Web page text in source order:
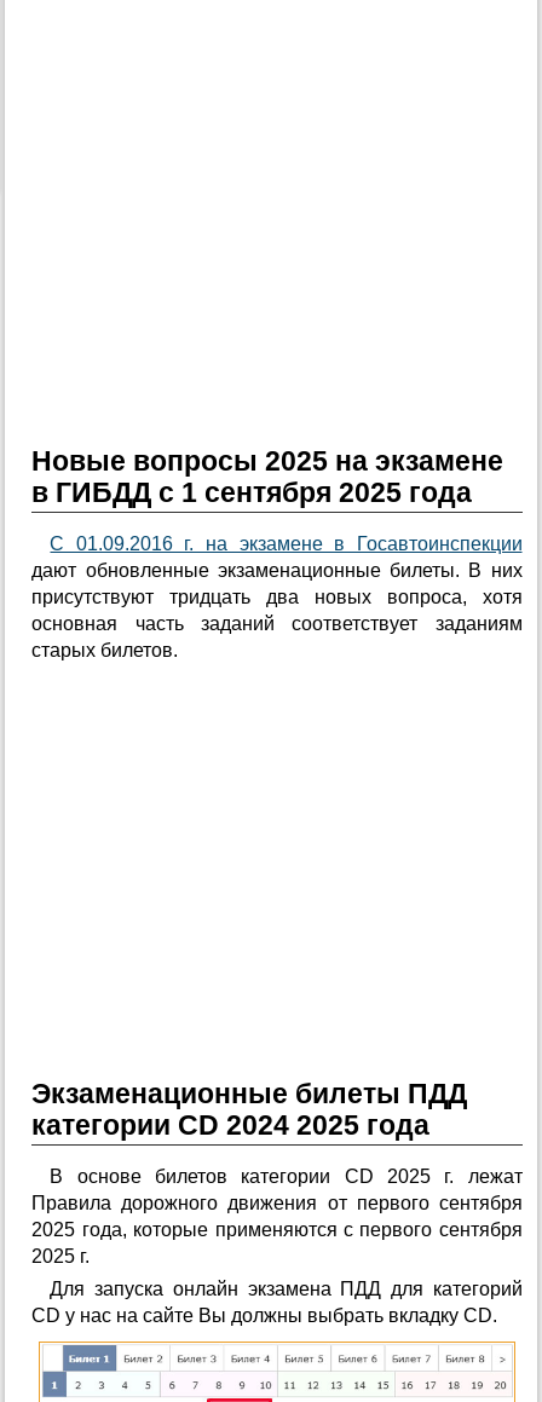
Новые вопросы 2025 на экзамене
в ГИБДД с 1 сентября 2025 года
С 01.09.2016 г. на экзамене в Госавтоинспекции
дают обновленные экзаменационные билеты. В них
присутствуют тридцать два новых вопроса, хотя
основная часть заданий соответствует заданиям
старых билетов.
Экзаменационные билеты ПДД
категории CD 2024 2025 года
В основе билетов категории CD 2025 г. лежат
Правила дорожного движения от первого сентября
2025 года, которые применяются с первого сентября
2025 г.
Для запуска онлайн экзамена ПДД для категорий
CD у нас на сайте Вы должны выбрать вкладку CD.